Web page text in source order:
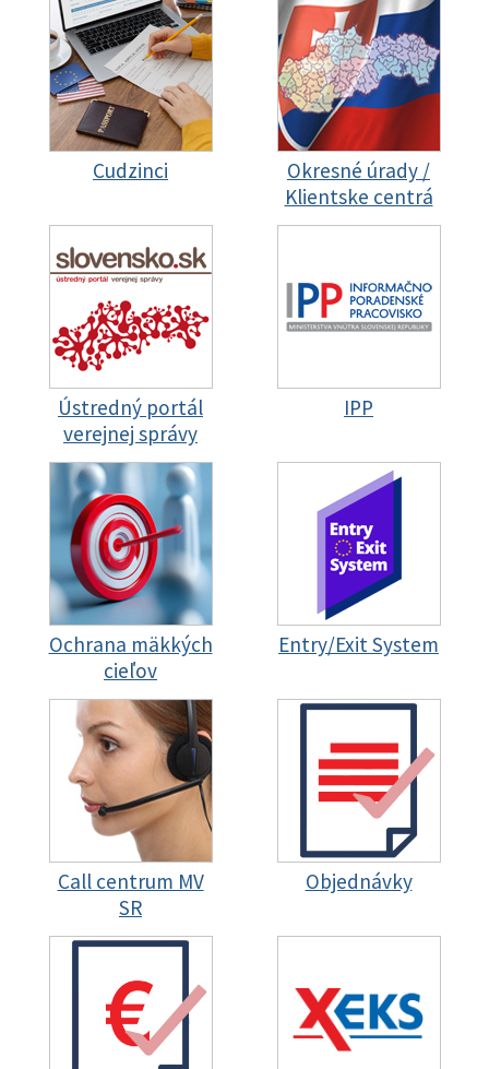
Cudzinci
Okresné úrady /
Klientske centrá
Ústredný portál
verejnej správy
IPP
Ochrana mäkkých
cieľov
Entry/Exit System
Call centrum MV
SR
Objednávky